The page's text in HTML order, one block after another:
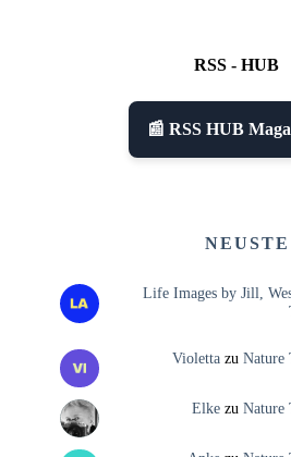
RSS - HUB
📰 RSS HUB
Life Images by Jill,
Violettazu Nature
Elkezu Nature